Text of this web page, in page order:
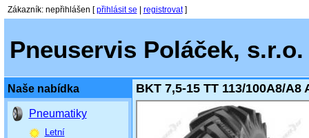
Zákazník: nepřihlášen [přihlásit se registrovat]
Pneuservis Poláček, s.r.o.
Naše nabídka
Pneumatiky
Letní
BKT 7,5-15 TT 113/100A8/A8